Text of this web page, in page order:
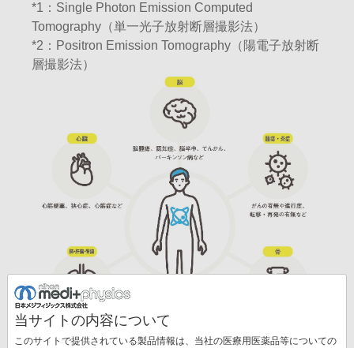
*1：Single Photon Emission Computed
Tomography（単一光子放射断層撮影法）
*2：Positron Emission Tomography（陽電子放射断
層撮影法）
当サイトの内容について
このサイトで提供されている製品情報は、当社の医療用医薬品等についての